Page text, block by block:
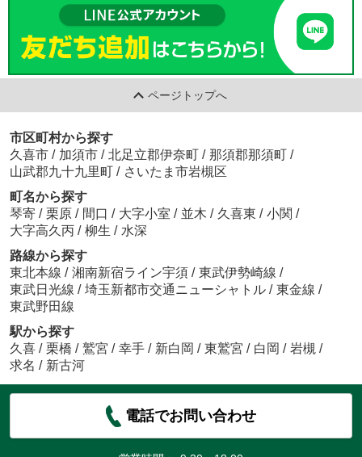
ページトップへ
市区町村から探す
久喜市 / 加須市 / 北足立郡伊奈町 / 那須郡那須町 /
山武郡九十九里町 / さいたま市岩槻区
町名から探す
琴寄 / 栗原 / 間口 / 大字小室 / 並木 / 久喜東 / 小関 /
大字高久丙 / 柳生 / 水深
路線から探す
東北本線 / 湘南新宿ライン宇須 / 東武伊勢崎線 /
東武日光線 / 埼玉新都市交通ニューシャトル / 東金線 /
東武野田線
駅から探す
久喜 / 栗橋 / 鷲宮 / 幸手 / 新白岡 / 東鷲宮 / 白岡 / 岩槻 /
求名 / 新古河
電話でお問い合わせ